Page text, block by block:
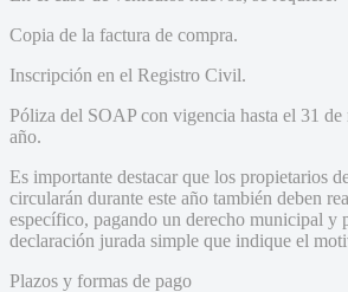
Copia de la factura de compra.
Inscripción en el Registro Civil.
Póliza del SOAP con vigencia hasta el 31
año.
Es importante destacar que los propietarios
circularán durante este año también deben
específico, pagando un derecho municipal y
declaración jurada simple que indique el
Plazos y formas de pago